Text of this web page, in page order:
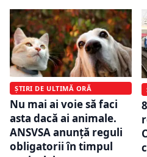
ȘTIRI DE ULTIMĂ ORĂ
Nu mai ai voie să faci
asta dacă ai animale.
ANSVSA anunță reguli
obligatorii în timpul